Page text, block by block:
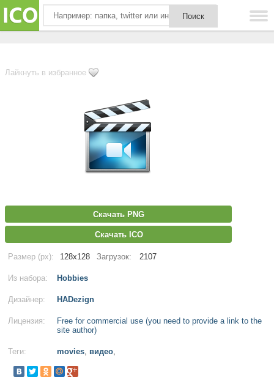
Лайкнуть в избранное
Скачать PNG
Скачать ICO
Размер (px): 128x128 Загрузок: 2107
Из набора: Hobbies
Дизайнер: HADezign
Лицензия:
Free for commercial use (you need to provide a link to the
site author)
Теги: movies, видео,